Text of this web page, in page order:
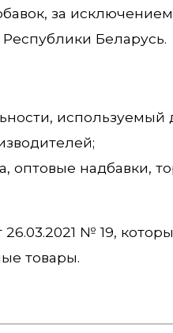
за
Беларусь.
надбавки,
№ 19,
товары.